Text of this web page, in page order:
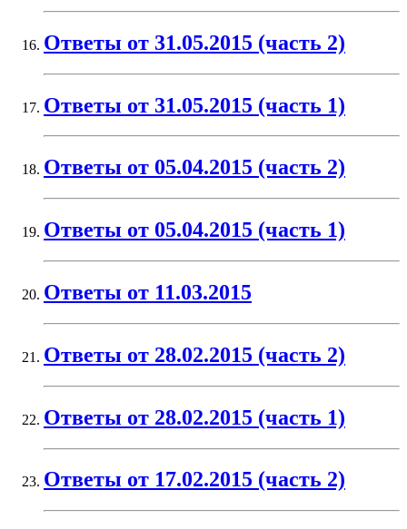
Ответы от 31.05.2015 (часть 2)
Ответы от 31.05.2015 (часть 1)
Ответы от 05.04.2015 (часть 2)
Ответы от 05.04.2015 (часть 1)
Ответы от 11.03.2015
Ответы от 28.02.2015 (часть 2)
Ответы от 28.02.2015 (часть 1)
Ответы от 17.02.2015 (часть 2)